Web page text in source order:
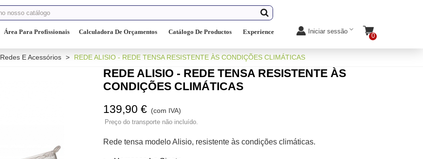
Área Para Profissionais Calculadora De Orçamentos Catálogo De Productos Experience Iniciar sessão
0
Redes E Acessórios > REDE ALISIO - REDE TENSA RESISTENTE ÀS CONDIÇÕES CLIMÁTICAS
REDE ALISIO - REDE TENSA RESISTENTE ÀS
CONDIÇÕES CLIMÁTICAS
139,90 € (com IVA)
Preço do transporte não incluído.
Rede tensa modelo Alisio, resistente às condições climáticas.